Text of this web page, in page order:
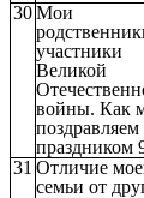
30Мои
участники
Великой
войны. Как
поздравляем
праздником
31 Отличие
семьи от